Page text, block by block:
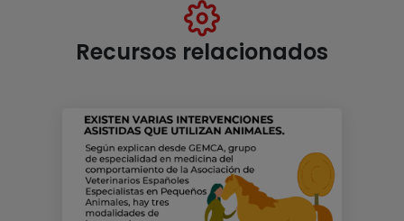
Recursos relacionados